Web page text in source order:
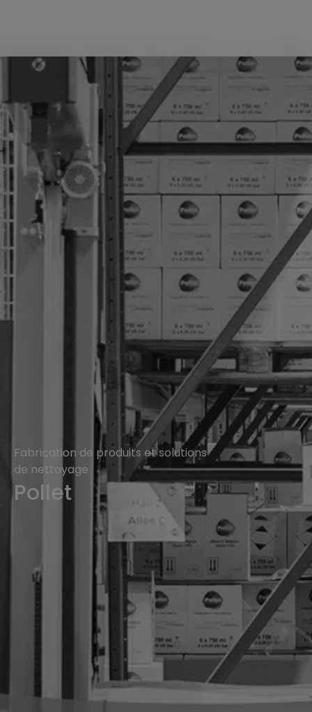
Fabrication de produits et solutions
de nettoyage
Pollet